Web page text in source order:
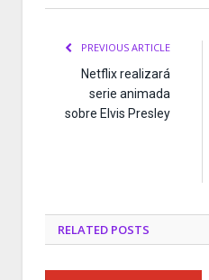
PREVIOUS ARTICLE
Netflix realizará
serie animada
sobre Elvis Presley
RELATED POSTS